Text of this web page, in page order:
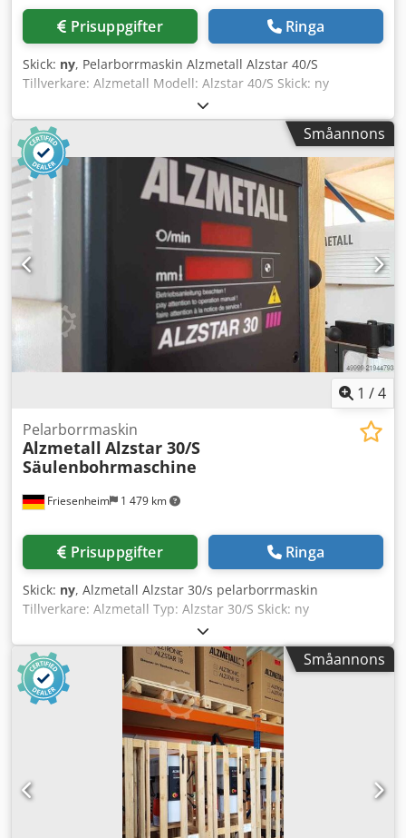
Prisuppgifter Ringa
Skick: ny, Pelarborrmaskin Alzmetall Alzstar 40/S
Tillverkare: Alzmetall Modell: Alzstar 40/S Skick: ny
Borrkapacitet stål E335 (St 60): 40 mm Kort kon: MK 3
Spindelslag: 120 mm Utsväng: 293 mm Pelardiameter: 115
mm Maskinbord, användbar yta: 514 x 360 mm T-spår,
antal x bredd x avstånd: 2 x 14 x 224 mm Cjdpfxsy S Ar To
Am Eorf Avstånd spindel-bord min./max.: 117/701 mm
Matning: Manuell Maskinhöjd utan tillval ca.: 1840 mm
Nettovikt ca.: 270 kg Spindelvarvtal varv/min: 160–2250
Småannons
1 /4
Friesenheim 1 479 km
Pelarborrmaskin
Alzmetall Alzstar 30/S
Säulenbohrmaschine
Prisuppgifter Ringa
Skick: ny, Alzmetall Alzstar 30/s pelarborrmaskin
Tillverkare: Alzmetall Typ: Alzstar 30/S Skick: ny
Borrkapacitet stål E335 (St 60): 30 mm Gängning: Stål E335
(St 60): M 16 Gjutjärn EN-GJL-200 (GG20): M 20 Kort spindel
MK 3 Spindelslag: 140 mm Utligg: 293 mm Pelardiameter:
115 mm Maskinbord, användbar yta: 514 x 360 mm T-spår,
antal x bredd x avstånd: 2 x 14 x 224 mm Avstånd spindel-
bord min./max.: 132/724 mm Matning: manuell
Maskinhöjd utan tillval: ca 1770 mm Nettovikt: ca 260 kg
Steglös drift Motor: 750 / 1500 varv/min Effekt: 1,0 / 1,6 kW
Spindelvarvtal: 225-4300 varv/min Credpfx Amoy S Ar Ho
Eof
Småannons